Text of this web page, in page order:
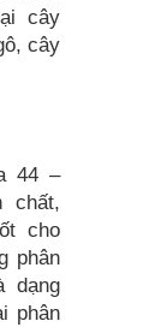
cây
cây
44 –
chất,
cho
phân
dạng
phân